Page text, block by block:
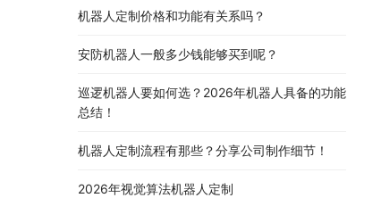
机器人定制价格和功能有关系吗？
安防机器人一般多少钱能够买到呢？
巡逻机器人要如何选？2026年机器人具备的功能
总结！
机器人定制流程有那些？分享公司制作细节！
2026年视觉算法机器人定制